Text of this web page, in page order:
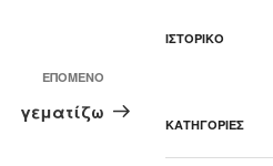
άρθρο
ΕΠΌΜΕΝΟ
γεματίζω
ΙΣΤΟΡΙΚΌ
KΑΤΗΓΟΡΊΕΣ